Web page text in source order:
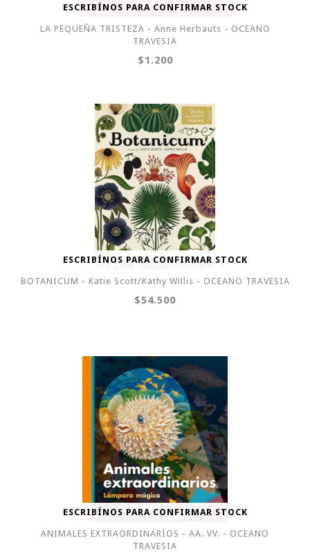
ESCRIBÍNOS PARA CONFIRMAR STOCK
LA PEQUEÑA TRISTEZA - Anne Herbauts - OCEANO
TRAVESIA
$1.200
ESCRIBÍNOS PARA CONFIRMAR STOCK
BOTANICUM - Katie Scott/Kathy Willis - OCEANO TRAVESIA
$54.500
ESCRIBÍNOS PARA CONFIRMAR STOCK
ANIMALES EXTRAORDINARIOS - AA. VV. - OCEANO
TRAVESIA